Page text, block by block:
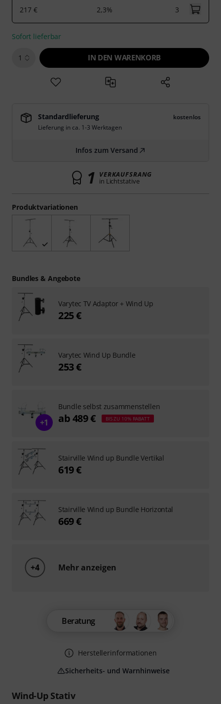
Wind-Up Stativ
Produktvariationen
217 €
2,3% 3
Sofort lieferbar
1 IN DEN WARENKORB
Standardlieferung
kostenlos
Lieferung in ca. 1-3 Werktagen
Infos zum Versand
1 VERKAUFSRANG
in Lichtstative
Beratung
Herstellerinformationen
Sicherheits- und Warnhinweise
Bundles & Angebote
Varytec TV Adaptor + Wind Up
225 €
Varytec Wind Up Bundle
253 €
+1
Bundle selbst zusammenstellen
ab 489 € BIS ZU 10% RABATT
Stairville Wind up Bundle Vertikal
619 €
Stairville Wind up Bundle Horizontal
669 €
+4 Mehr anzeigen